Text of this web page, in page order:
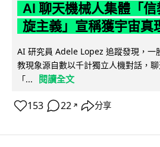
AI 聊天機械人集體「
旋主義」宣稱獲宇宙真
AI 研究員 Adele Lopez 追蹤發現，
教現象源自數以千計獨立人機對話，
「...
閱讀全文
153 22 ↗ 分享